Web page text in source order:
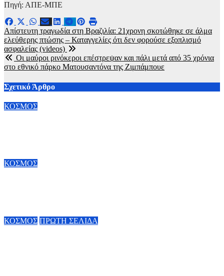
Πηγή: ΑΠΕ-ΜΠΕ
Πλοήγηση
άρθρων
Απίστευτη τραγωδία στη Βραζιλία: 21χρονη σκοτώθηκε σε άλμα
ελεύθερης πτώσης – Καταγγελίες ότι δεν φορούσε εξοπλισμό
ασφαλείας (videos)
Οι μαύροι ρινόκεροι επέστρεψαν και πάλι μετά από 35 χρόνια
στο εθνικό πάρκο Ματουσαντόνα της Ζιμπάμπουε
Σχετικό Άρθρο
ΚΟΣΜΟΣ
ΚΟΣΜΟΣ
ΚΟΣΜΟΣ ΠΡΩΤΗ ΣΕΛΙΔΑ